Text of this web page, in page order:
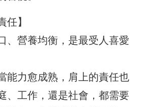
任】
、營養均衡，是最受人喜愛
能力愈成熟，肩上的責任也
、工作，還是社會，都需要